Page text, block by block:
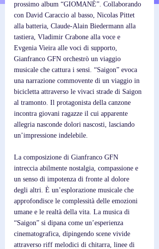
prossimo album “GIOMANÈ”. Collaborando
con David Caraccio al basso, Nicolas Pittet
alla batteria, Claude-Alain Biedermann alla
tastiera, Vladimir Crabone alla voce e
Evgenia Vieira alle voci di supporto,
Gianfranco GFN orchestrò un viaggio
musicale che cattura i sensi. “Saigon” evoca
una narrazione commovente di un viaggio in
bicicletta attraverso le vivaci strade di Saigon
al tramonto. Il protagonista della canzone
incontra giovani ragazze il cui apparente
allegria nasconde dolori nascosti, lasciando
un’impressione indelebile.
La composizione di Gianfranco GFN
intreccia abilmente nostalgia, compassione e
un senso di impotenza di fronte al dolore
degli altri. È un’esplorazione musicale che
approfondisce le complessità delle emozioni
umane e le realtà della vita. La musica di
“Saigon” si dipana come un’esperienza
cinematografica, dipingendo scene vivide
attraverso riff melodici di chitarra, linee di